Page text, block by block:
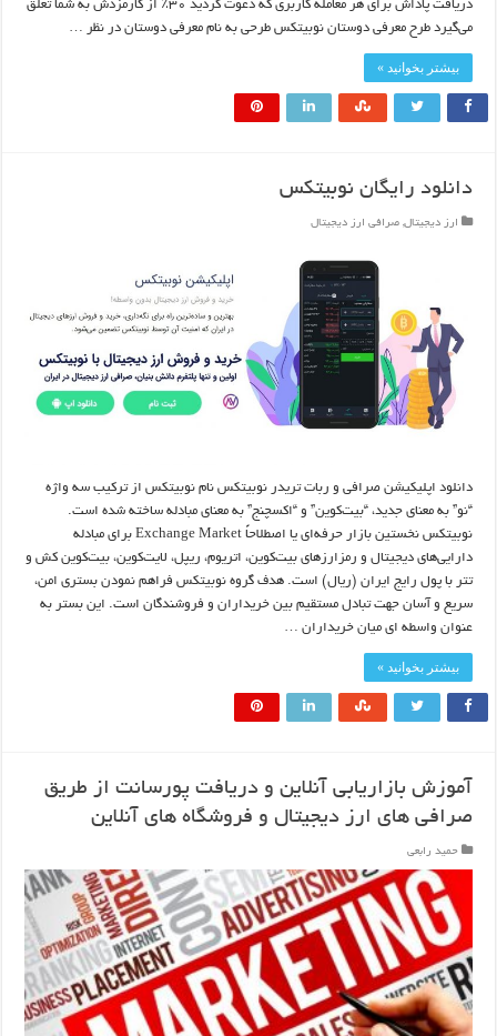
دریافت پاداش برای هر معامله کاربری که دعوت کردید ۳۰٪ از کارمزدش به شما تعلق
می‌گیرد طرح معرفی دوستان نوبیتکس طرحی به نام معرفی دوستان در نظر …
بیشتر بخوانید »
دانلود رایگان نوبیتکس
ارز دیجیتال, صرافی ارز دیجیتال
دانلود اپلیکیشن صرافی و ربات تریدر نوبیتکس نام نوبیتکس از ترکیب سه واژه
“نو” به معنای جدید، “بیت‌کوین” و “اکسچنج” به معنای مبادله ساخته شده است.
نوبیتکس نخستین بازار حرفه‌ای یا اصطلاحاً Exchange Market برای مبادله
دارایی‌های دیجیتال و رمزارزهای بیت‌کوین، اتریوم، ریپل، لایت‌کوین، بیت‌کوین کش و
تتر با پول رایج ایران (ریال) است. هدف گروه نوبیتکس فراهم نمودن بستری امن،
سریع و آسان جهت تبادل مستقیم بین خریداران و فروشندگان است. این بستر به
عنوان واسطه ای میان خریداران …
بیشتر بخوانید »
آموزش بازاریابی آنلاین و دریافت پورسانت از طریق
صرافی های ارز دیجیتال و فروشگاه های آنلاین
حمید رابعی